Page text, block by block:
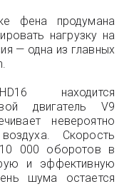
фена продумана
нагрузку на
— одна из главных
находится
двигатель V9
невероятно
Скорость
000 оборотов в
и эффективную
шума остается